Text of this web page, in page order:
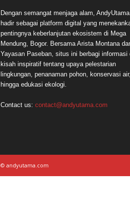
Dengan semangat menjaga alam,
hadir sebagai platform digital yang
pentingnya keberlanjutan ekosistem di Mega
Mendung, Bogor. Bersama Arista Montana
Yayasan Paseban, situs ini berbagi informasi
kisah inspiratif tentang upaya pelestarian
lingkungan, penanaman pohon, konservasi air,
hingga edukasi ekologi.
Contact us: contact@andyutama.com
© andyutama.com